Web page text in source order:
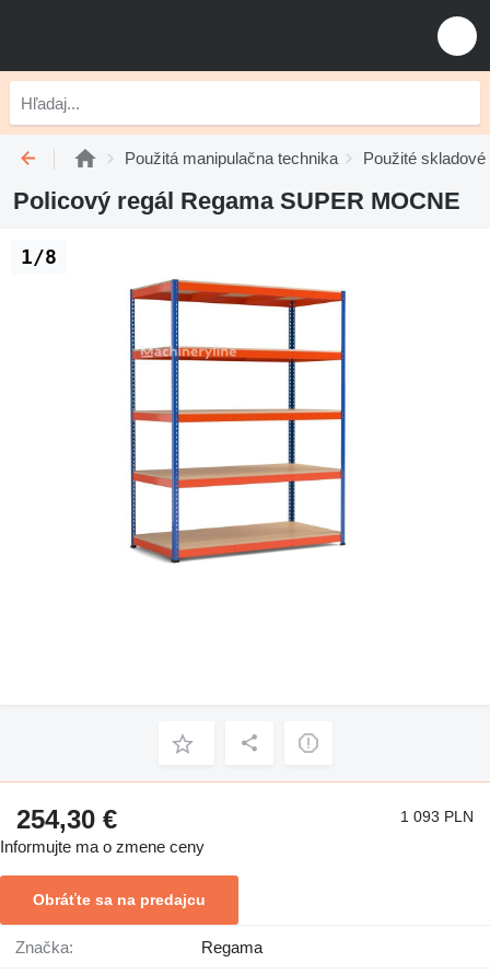
Použitá manipulačna technika Použité
Policový regál Regama SUPER MOCNE
1/8
254,30 € 1 093 PLN
Informujte ma o zmene ceny
Obráťte sa na predajcu
Značka: Regama